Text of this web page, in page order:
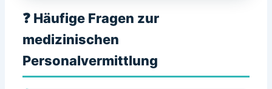
❓ Häufige Fragen zur
medizinischen
Personalvermittlung